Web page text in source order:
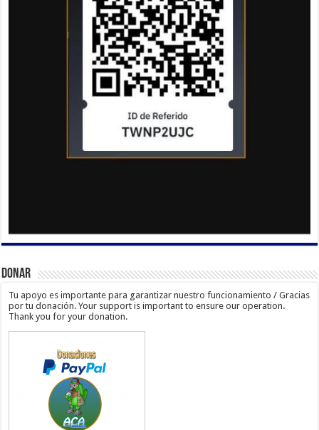
Donar
Tu apoyo es importante para garantizar nuestro funcionamiento / Gracias
por tu donación. Your support is important to ensure our operation.
Thank you for your donation.